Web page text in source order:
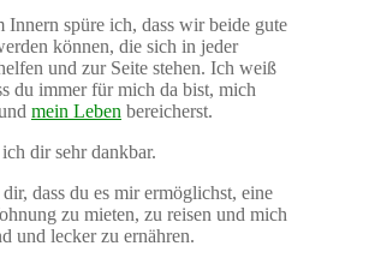
Innern spüre ich, dass wir beide gute
können, die sich in jeder
und zur Seite stehen. Ich weiß
du immer für mich da bist, mich
mein Leben bereicherst.
dir sehr dankbar.
dass du es mir ermöglichst, eine
zu mieten, zu reisen und mich
und lecker zu ernähren.